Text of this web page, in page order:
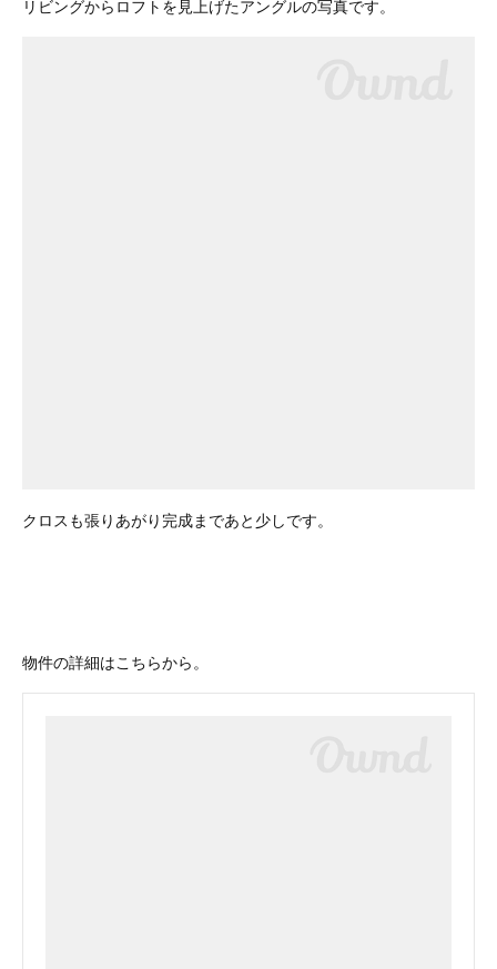
リビングからロフトを見上げたアングルの写真です。
クロスも張りあがり完成まであと少しです。
物件の詳細はこちらから。